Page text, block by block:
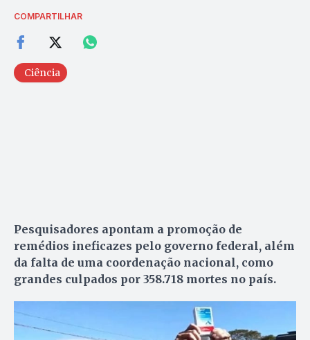
COMPARTILHAR
Ciência
Pesquisadores apontam a promoção de
remédios ineficazes pelo governo federal, além
da falta de uma coordenação nacional, como
grandes culpados por 358.718 mortes no país.